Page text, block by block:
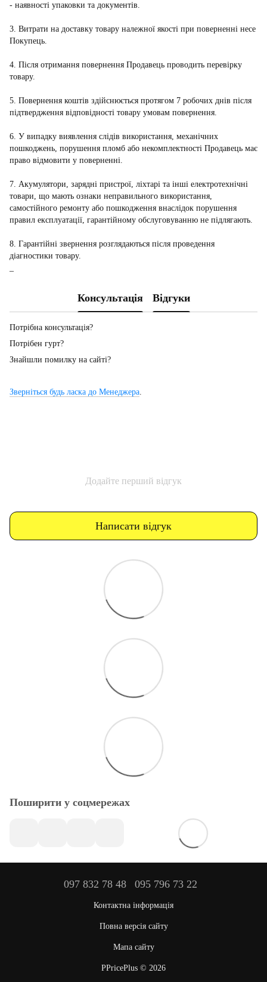
- наявності упаковки та документів.
3. Витрати на доставку товару належної якості при поверненні несе
Покупець.
4. Після отримання повернення Продавець проводить перевірку
товару.
5. Повернення коштів здійснюється протягом 7 робочих днів після
підтвердження відповідності товару умовам повернення.
6. У випадку виявлення слідів використання, механічних
пошкоджень, порушення пломб або некомплектності Продавець має
право відмовити у поверненні.
7. Акумулятори, зарядні пристрої, ліхтарі та інші електротехнічні
товари, що мають ознаки неправильного використання,
самостійного ремонту або пошкодження внаслідок порушення
правил експлуатації, гарантійному обслуговуванню не підлягають.
8. Гарантійні звернення розглядаються після проведення
діагностики товару.
Консультація Відгуки
Потрібна консультація?
Потрібен гурт?
Знайшли помилку на сайті?
Зверніться будь ласка до Менеджера.
Додайте перший відгук
Написати відгук
Поширити у соцмережах
097 832 78 48 095 796 73 22
Контактна інформація
Повна версія сайту
Мапа сайту
PPricePlus © 2026